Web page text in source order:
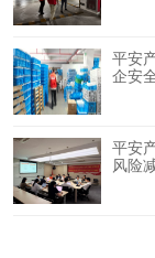
平安
企安
平安
风险